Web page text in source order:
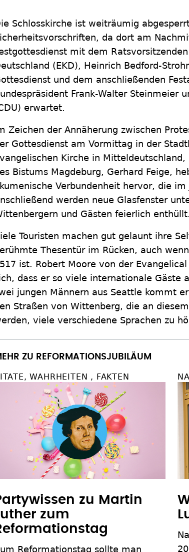
Schlosskirche ist weiträumig
da dort am
mit dem
(EKD), Heinrich Bedford-
und dem anschließenden
Frank-Walter Steinmeier
erwartet.
Zeichen der Annäherung zwischen
Gottesdienst am Vormittag in der
Kirche in Mitteldeutschland,
Bistums Magdeburg, Gerhard Feige,
Verbundenheit hervor, die
werden neue Glasfenster
und Gästen feierlich enthüllt.
Touristen machen gut gelaunt ihre
Thesentür im Rücken, auch
ist. Robert Moore von der
dass er so viele internationale Gäste
jungen Männern aus Seattle kommt
Straßen von Wittenberg, die an
viele verschiedene Sprachen zu
ZU REFORMATIONSJUBILÄUM
WAHRHEITEN , FAKTEN
zu Martin
zum
Reformationstag sollte man